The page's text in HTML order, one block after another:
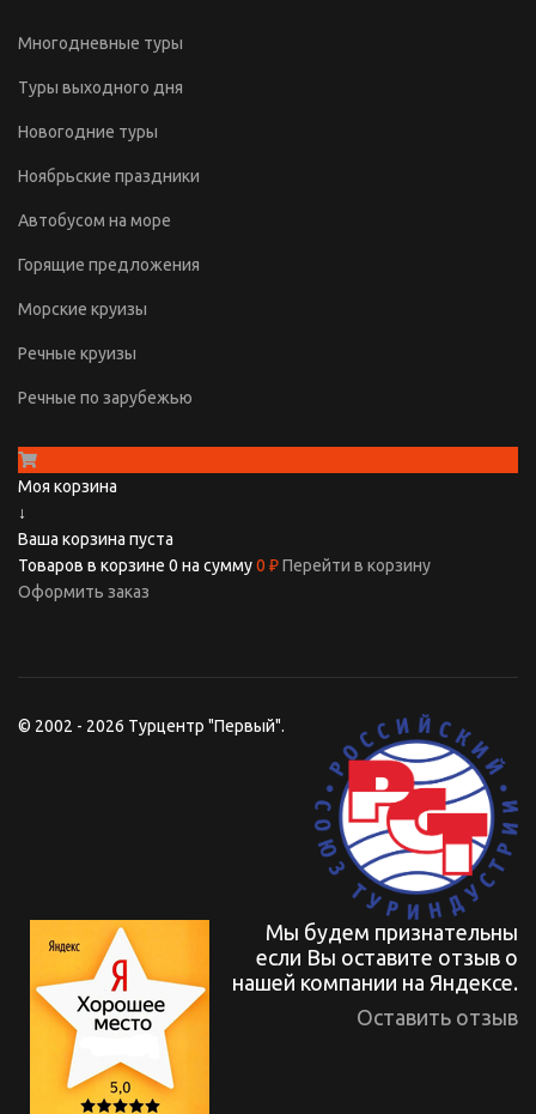
Многодневные туры
Туры выходного дня
Новогодние туры
Ноябрьские праздники
Автобусом на море
Горящие предложения
Морские круизы
Речные круизы
Речные по зарубежью
Моя корзина
↓
Ваша корзина пуста
Товаров в корзине 0 на сумму0 ₽Перейти в корзину
Оформить заказ
© 2002 - 2026 Турцентр "Первый".
Мы будем признательны
если Вы оставите отзыв о
нашей компании на Яндексе.
Оставить отзыв